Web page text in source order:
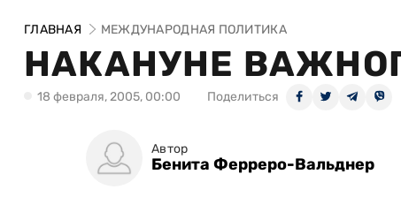
ГЛАВНАЯ МЕЖДУНАРОДНАЯ ПОЛИТИКА
НАКАНУНЕ
18 февраля, 2005, 00:00 Поделиться
Автор
Бенита Ферреро-Вальднер